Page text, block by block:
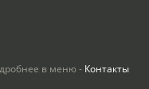
в меню - Контакты